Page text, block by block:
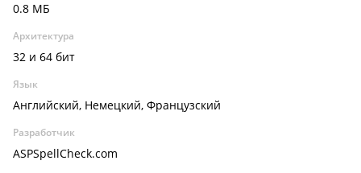
0.8 МБ
Архитектура
32 и 64 бит
Язык
Английский, Немецкий, Французский
Разработчик
ASPSpellCheck.com